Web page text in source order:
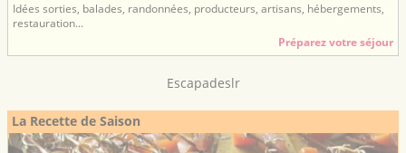
Idées sorties, balades, randonnées, producteurs, artisans, hébergements,
restauration...
Préparez votre séjour
Escapadeslr
La Recette de Saison